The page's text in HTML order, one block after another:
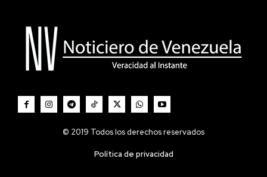
© 2019 Todos los derechos reservados
Política de privacidad